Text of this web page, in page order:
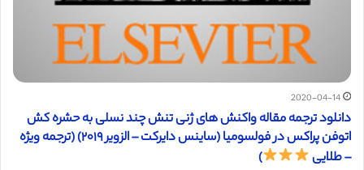
2020-04-14
دانلود ترجمه مقاله واکنش های ژنی تنش چند نسلی به حشره کش
اتوفن پراکس در فولسومیا (ساینس دایرکت – الزویر ۲۰۱۹) (ترجمه ویژه
– طلایی
)